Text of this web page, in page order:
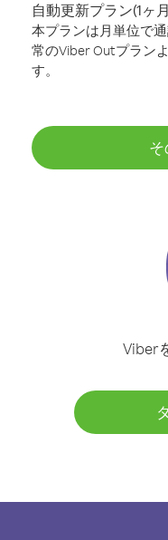
自動更新プラン(1ヶ
本プランは月単位で
常のViber Outプラン
す。
Viber